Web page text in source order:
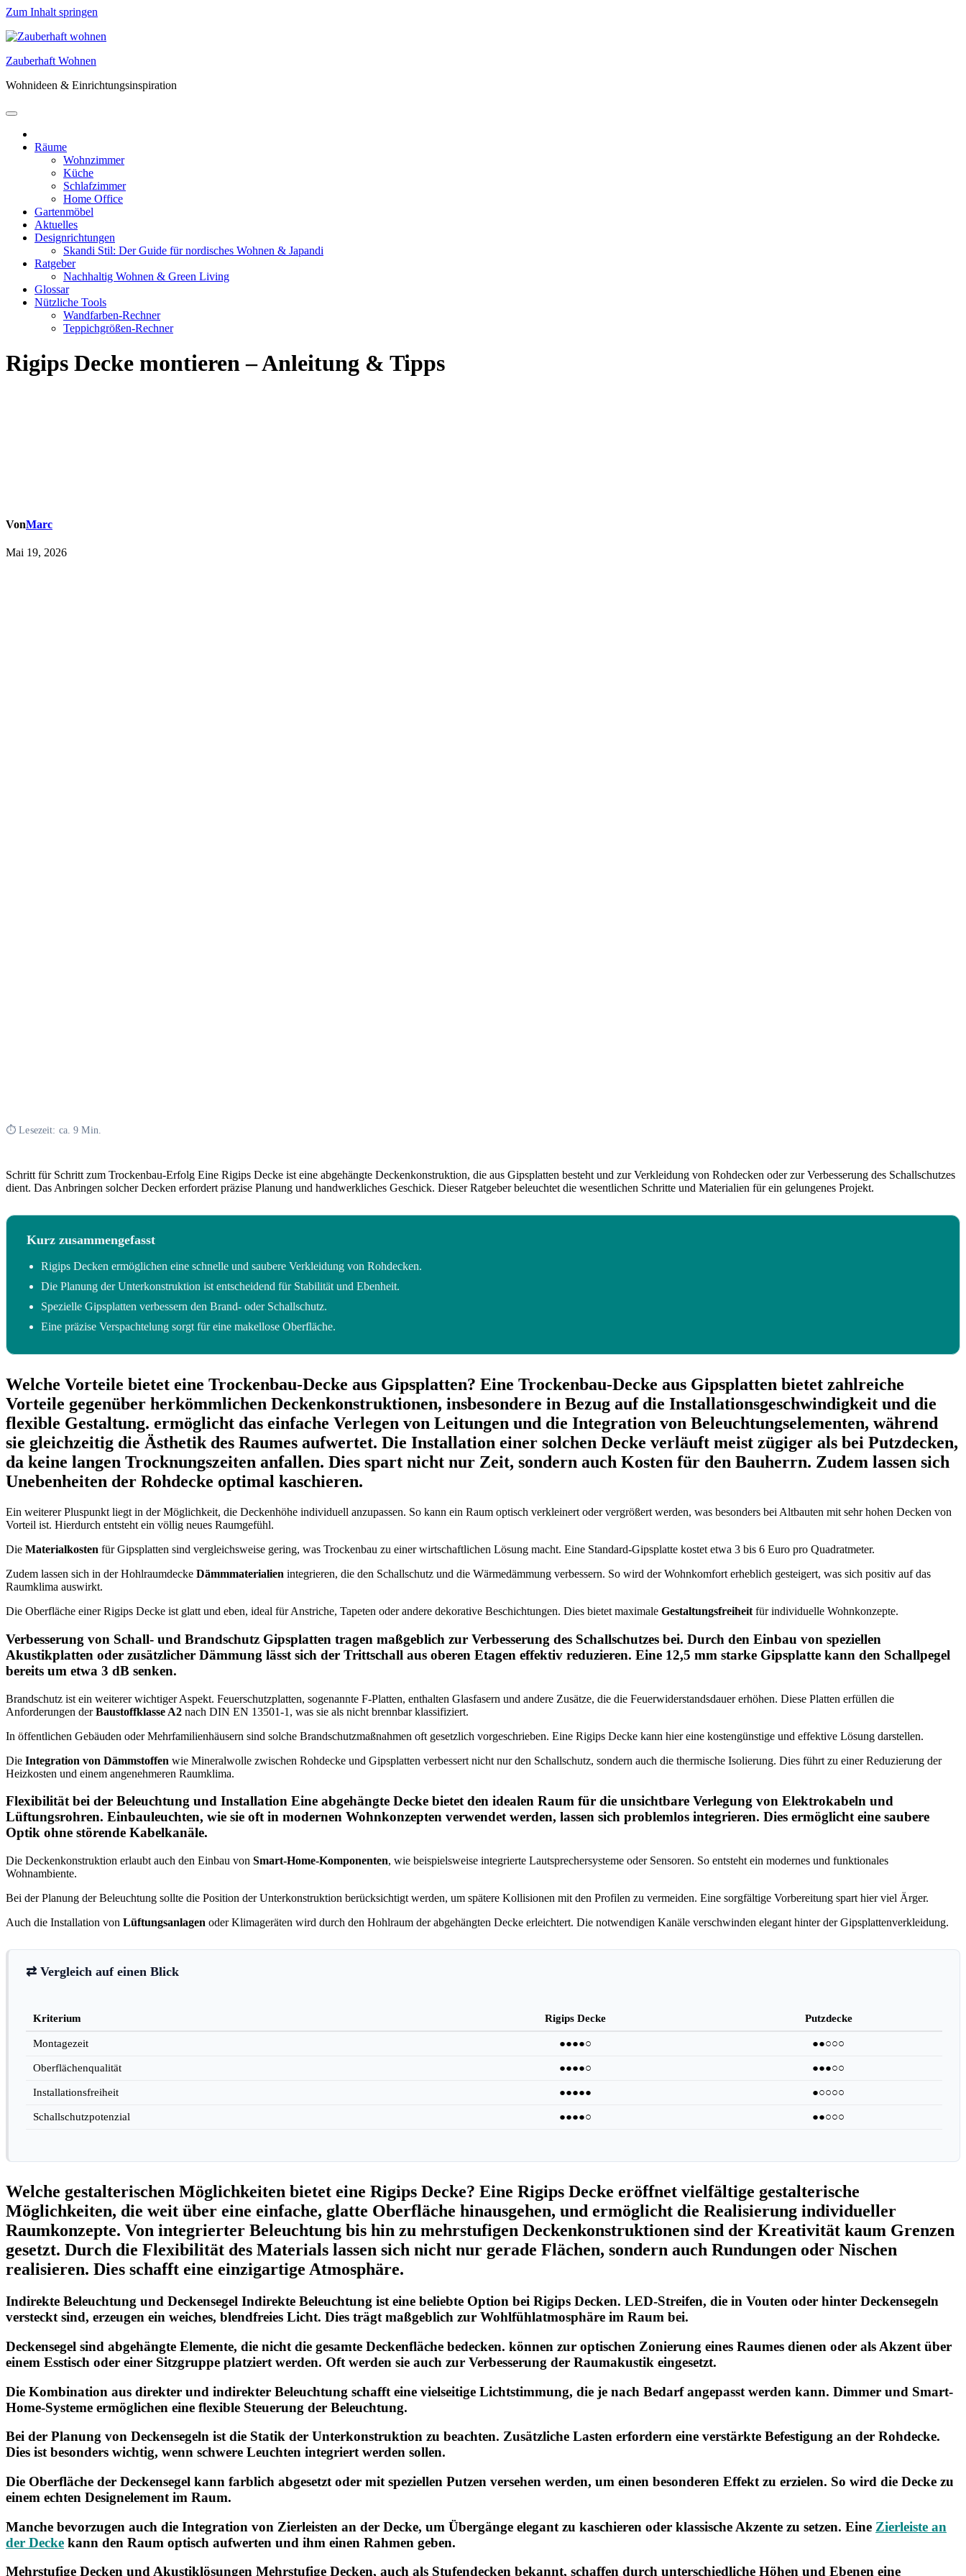
Zum Inhalt springen
Zauberhaft Wohnen
Wohnideen & Einrichtungsinspiration
Räume
Wohnzimmer
Küche
Schlafzimmer
Home Office
Gartenmöbel
Aktuelles
Designrichtungen
Skandi Stil: Der Guide für nordisches Wohnen & Japandi
Ratgeber
Nachhaltig Wohnen & Green Living
Glossar
Nützliche Tools
Wandfarben-Rechner
Teppichgrößen-Rechner
Rigips Decke montieren – Anleitung & Tipps
VonMarc
Mai 19, 2026
⏱ Lesezeit: ca. 9 Min.
Schritt für Schritt zum Trockenbau-Erfolg Eine Rigips Decke ist eine abgehängte Deckenkonstruktion, die aus Gipsplatten besteht und zur Verkleidung von Rohdecken oder zur Verbesserung des Schallschutzes
dient. Das Anbringen solcher Decken erfordert präzise Planung und handwerkliches Geschick. Dieser Ratgeber beleuchtet die wesentlichen Schritte und Materialien für ein gelungenes Projekt.
Kurz zusammengefasst
Rigips Decken ermöglichen eine schnelle und saubere Verkleidung von Rohdecken.
Die Planung der Unterkonstruktion ist entscheidend für Stabilität und Ebenheit.
Spezielle Gipsplatten verbessern den Brand- oder Schallschutz.
Eine präzise Verspachtelung sorgt für eine makellose Oberfläche.
Welche Vorteile bietet eine Trockenbau-Decke aus Gipsplatten? Eine Trockenbau-Decke aus Gipsplatten bietet zahlreiche
Vorteile gegenüber herkömmlichen Deckenkonstruktionen, insbesondere in Bezug auf die Installationsgeschwindigkeit und die
flexible Gestaltung. ermöglicht das einfache Verlegen von Leitungen und die Integration von Beleuchtungselementen, während
sie gleichzeitig die Ästhetik des Raumes aufwertet. Die Installation einer solchen Decke verläuft meist zügiger als bei Putzdecken,
da keine langen Trocknungszeiten anfallen. Dies spart nicht nur Zeit, sondern auch Kosten für den Bauherrn. Zudem lassen sich
Unebenheiten der Rohdecke optimal kaschieren.
Ein weiterer Pluspunkt liegt in der Möglichkeit, die Deckenhöhe individuell anzupassen. So kann ein Raum optisch verkleinert oder vergrößert werden, was besonders bei Altbauten mit sehr hohen Decken von
Vorteil ist. Hierdurch entsteht ein völlig neues Raumgefühl.
Die Materialkosten für Gipsplatten sind vergleichsweise gering, was Trockenbau zu einer wirtschaftlichen Lösung macht. Eine Standard-Gipsplatte kostet etwa 3 bis 6 Euro pro Quadratmeter.
Zudem lassen sich in der Hohlraumdecke Dämmmaterialien integrieren, die den Schallschutz und die Wärmedämmung verbessern. So wird der Wohnkomfort erheblich gesteigert, was sich positiv auf das
Raumklima auswirkt.
Die Oberfläche einer Rigips Decke ist glatt und eben, ideal für Anstriche, Tapeten oder andere dekorative Beschichtungen. Dies bietet maximale Gestaltungsfreiheit für individuelle Wohnkonzepte.
Verbesserung von Schall- und Brandschutz Gipsplatten tragen maßgeblich zur Verbesserung des Schallschutzes bei. Durch den Einbau von speziellen
Akustikplatten oder zusätzlicher Dämmung lässt sich der Trittschall aus oberen Etagen effektiv reduzieren. Eine 12,5 mm starke Gipsplatte kann den Schallpegel
bereits um etwa 3 dB senken.
Brandschutz ist ein weiterer wichtiger Aspekt. Feuerschutzplatten, sogenannte F-Platten, enthalten Glasfasern und andere Zusätze, die die Feuerwiderstandsdauer erhöhen. Diese Platten erfüllen die
Anforderungen derBaustoffklasse A2 nach DIN EN 13501-1, was sie als nicht brennbar klassifiziert.
In öffentlichen Gebäuden oder Mehrfamilienhäusern sind solche Brandschutzmaßnahmen oft gesetzlich vorgeschrieben. Eine Rigips Decke kann hier eine kostengünstige und effektive Lösung darstellen.
Die Integration von Dämmstoffen wie Mineralwolle zwischen Rohdecke und Gipsplatten verbessert nicht nur den Schallschutz, sondern auch die thermische Isolierung. Dies führt zu einer Reduzierung der
Heizkosten und einem angenehmeren Raumklima.
Flexibilität bei der Beleuchtung und Installation Eine abgehängte Decke bietet den idealen Raum für die unsichtbare Verlegung von Elektrokabeln und
Lüftungsrohren. Einbauleuchten, wie sie oft in modernen Wohnkonzepten verwendet werden, lassen sich problemlos integrieren. Dies ermöglicht eine saubere
Optik ohne störende Kabelkanäle.
Die Deckenkonstruktion erlaubt auch den Einbau von Smart-Home-Komponenten, wie beispielsweise integrierte Lautsprechersysteme oder Sensoren. So entsteht ein modernes und funktionales
Wohnambiente.
Bei der Planung der Beleuchtung sollte die Position der Unterkonstruktion berücksichtigt werden, um spätere Kollisionen mit den Profilen zu vermeiden. Eine sorgfältige Vorbereitung spart hier viel Ärger.
Auch die Installation von Lüftungsanlagen oder Klimageräten wird durch den Hohlraum der abgehängten Decke erleichtert. Die notwendigen Kanäle verschwinden elegant hinter der Gipsplattenverkleidung.
⇄ Vergleich auf einen Blick
Kriterium Rigips Decke Putzdecke
Montagezeit ●●●●○ ●●○○○
Oberflächenqualität ●●●●○ ●●●○○
Installationsfreiheit ●●●●● ●○○○○
Schallschutzpotenzial ●●●●○ ●●○○○
Welche gestalterischen Möglichkeiten bietet eine Rigips Decke? Eine Rigips Decke eröffnet vielfältige gestalterische
Möglichkeiten, die weit über eine einfache, glatte Oberfläche hinausgehen, und ermöglicht die Realisierung individueller
Raumkonzepte. Von integrierter Beleuchtung bis hin zu mehrstufigen Deckenkonstruktionen sind der Kreativität kaum Grenzen
gesetzt. Durch die Flexibilität des Materials lassen sich nicht nur gerade Flächen, sondern auch Rundungen oder Nischen
realisieren. Dies schafft eine einzigartige Atmosphäre.
Indirekte Beleuchtung und Deckensegel Indirekte Beleuchtung ist eine beliebte Option bei Rigips Decken. LED-Streifen, die in Vouten oder hinter Deckensegeln
versteckt sind, erzeugen ein weiches, blendfreies Licht. Dies trägt maßgeblich zur Wohlfühlatmosphäre im Raum bei.
Deckensegel sind abgehängte Elemente, die nicht die gesamte Deckenfläche bedecken. können zur optischen Zonierung eines Raumes dienen oder als Akzent über
einem Esstisch oder einer Sitzgruppe platziert werden. Oft werden sie auch zur Verbesserung der Raumakustik eingesetzt.
Die Kombination aus direkter und indirekter Beleuchtung schafft eine vielseitige Lichtstimmung, die je nach Bedarf angepasst werden kann. Dimmer und Smart-
Home-Systeme ermöglichen eine flexible Steuerung der Beleuchtung.
Bei der Planung von Deckensegeln ist die Statik der Unterkonstruktion zu beachten. Zusätzliche Lasten erfordern eine verstärkte Befestigung an der Rohdecke.
Dies ist besonders wichtig, wenn schwere Leuchten integriert werden sollen.
Die Oberfläche der Deckensegel kann farblich abgesetzt oder mit speziellen Putzen versehen werden, um einen besonderen Effekt zu erzielen. So wird die Decke zu
einem echten Designelement im Raum.
Manche bevorzugen auch die Integration von Zierleisten an der Decke, um Übergänge elegant zu kaschieren oder klassische Akzente zu setzen. Eine Zierleiste an
der Decke kann den Raum optisch aufwerten und ihm einen Rahmen geben.
Mehrstufige Decken und Akustiklösungen Mehrstufige Decken, auch als Stufendecken bekannt, schaffen durch unterschiedliche Höhen und Ebenen eine